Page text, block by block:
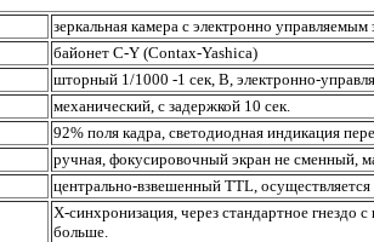
зеркальная камера с электронно
байонет C-Y (Contax-Yashica)
шторный 1/1000 -1 сек, В, электронно-
механический, с задержкой 10 сек.
92% поля кадра, светодиодная индикация
ручная, фокусировочный экран не сменный,
центрально-взвешенный TTL,
X-синхронизация, через стандартное гнездо
больше.